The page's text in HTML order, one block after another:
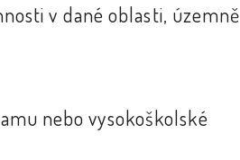
v dané oblasti, územně
nebo vysokoškolské